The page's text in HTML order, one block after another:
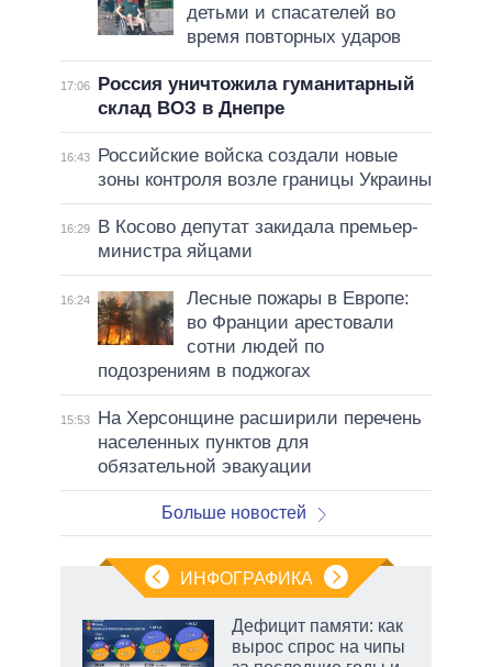
детьми и спасателей во
время повторных ударов
17:06
Россия уничтожила гуманитарный
склад ВОЗ в Днепре
16:43
Российские войска создали новые
зоны контроля возле границы Украины
16:29
В Косово депутат закидала премьер-
министра яйцами
16:24
Лесные пожары в Европе:
во Франции арестовали
сотни людей по
подозрениям в поджогах
15:53
На Херсонщине расширили перечень
населенных пунктов для
обязательной эвакуации
Больше новостей
ИНФОГРАФИКА
Дефицит памяти: как
вырос спрос на чипы